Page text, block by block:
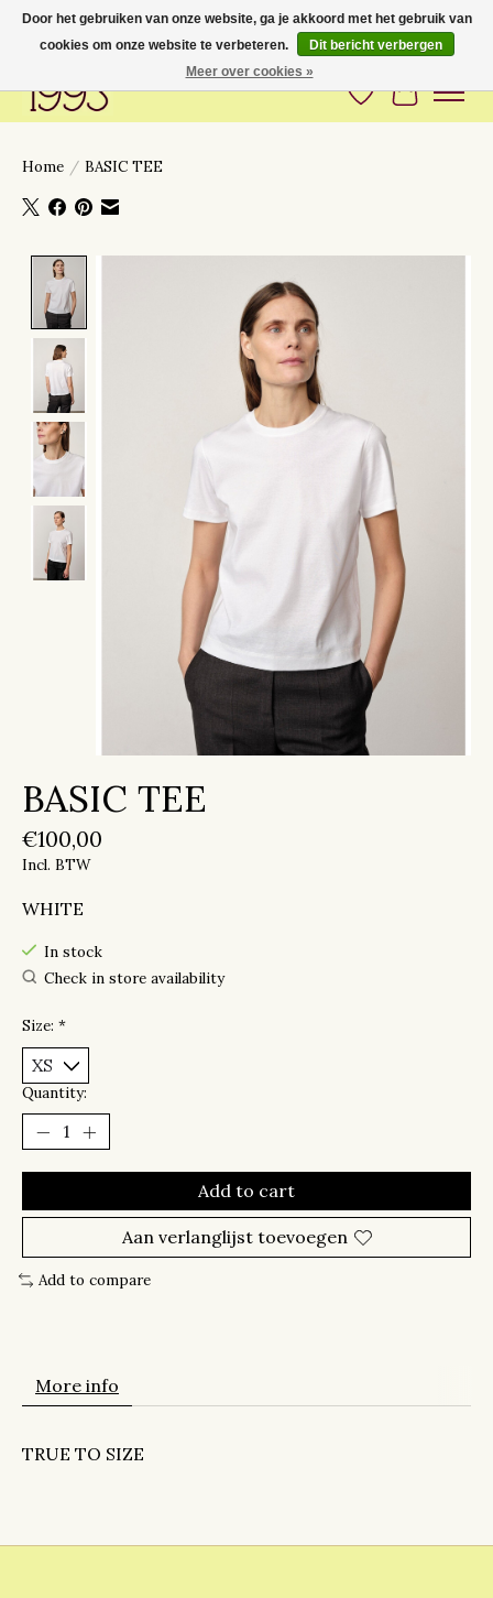
Love to have you around
Verlanglijst
Home / BASIC TEE
BASIC TEE
€100,00
Incl. BTW
WHITE
In stock
Check in store availability
Size: *
Quantity:
Add to cart
Aan verlanglijst toevoegen
Add to compare
More info
TRUE TO SIZE
Door het gebruiken van onze website, ga je akkoord met het gebruik van
cookies om onze website te verbeteren.
Dit bericht verbergen
Meer over cookies »